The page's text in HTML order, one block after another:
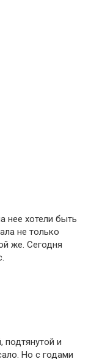
нее хотели быть
не только
же. Сегодня
и
Но с годами